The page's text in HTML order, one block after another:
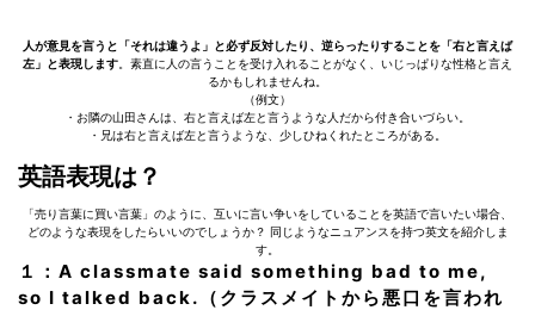
人が意見を言うと「それは違うよ」と必ず反対したり、逆らったりすることを「右と言えば
左」と表現します 。素直に人の言うことを受け入れることがなく、いじっぱりな性格と言え
るかもしれませんね。
（例文）
・お隣の山田さんは、右と言えば左と言うような人だから付き合いづらい。
・兄は右と言えば左と言うような、少しひねくれたところがある。
英語表現は？
「売り言葉に買い言葉」のように、互いに言い争いをしていることを英語で言いたい場合、
どのような表現をしたらいいのでしょうか？ 同じようなニュアンスを持つ英文を紹介しま
す。
１：A classmate said something bad to me,
so I talked back.（クラスメイトから悪口を言われ